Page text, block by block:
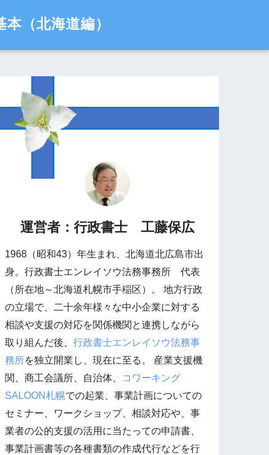
（北海道編）
運営者：行政書士 工藤保広
1968（昭和43）年生まれ、北海道北広島市出
身。行政書士エンレイソウ法務事務所 代表
（所在地～北海道札幌市手稲区）。 地方行政
の立場で、二十余年様々な中小企業に対する
相談や支援の対応を関係機関と連携しながら
取り組んだ後、行政書士エンレイソウ法務事
務所を独立開業し、現在に至る。 産業支援機
関、商工会議所、自治体、
コワーキング
SALOON札幌での起業、事業計画についての
セミナー、ワークショップ、相談対応や、事
業者の公的支援の活用に当たっての申請書、
事業計画書等の各種書類の作成代行などを行